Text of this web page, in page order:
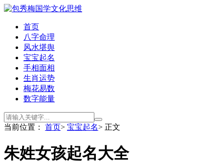
首页
八字命理
风水堪舆
宝宝起名
手相面相
生肖运势
梅花易数
数字能量
当前位置： 首页> 宝宝起名> 正文
​朱姓女孩起名大全